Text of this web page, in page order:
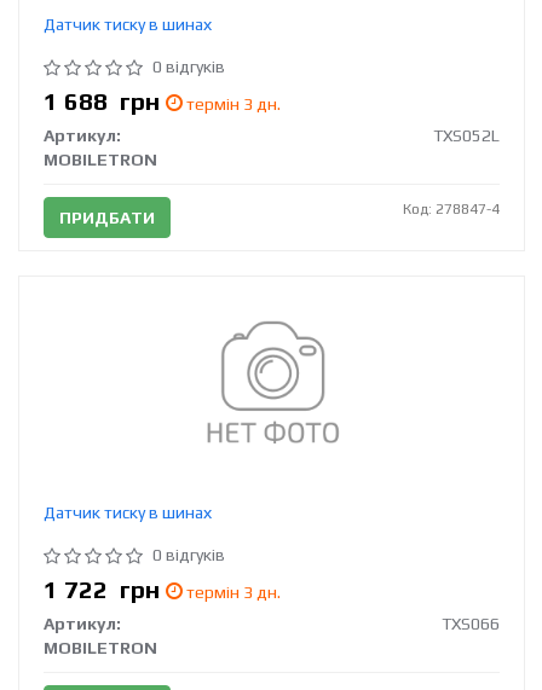
Датчик тиску в шинах
0 відгуків
1 688 грн
термін 3 дн.
Артикул:
TXS052L
MOBILETRON
ПРИДБАТИ Код: 278847-4
Датчик тиску в шинах
0 відгуків
1 722 грн
термін 3 дн.
Артикул:
TXS066
MOBILETRON